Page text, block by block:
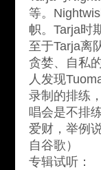
等。
帜。Tarja时
至于Tarja离
贪婪、自私
人发现
录制的排练
唱会是不排
爱财，举例
自谷歌）
专辑试听：